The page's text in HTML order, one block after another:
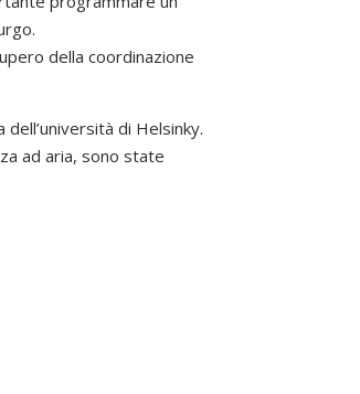
della coordinazione
di Helsinky.
ad aria, sono state